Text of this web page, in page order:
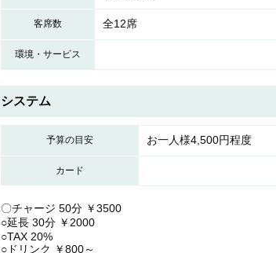
客席数 全12席
環境・サービス
システム
予算の目安 お一人様4,500円程度
カード
〇チャージ 50分 ￥3500
○延長 30分 ￥2000
○TAX 20%
○ドリンク ￥800～